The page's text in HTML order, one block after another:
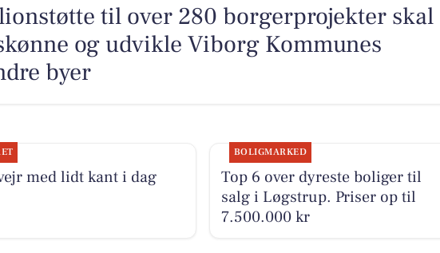
til over 280 borgerprojekter skal
og udvikle Viborg Kommunes
byer
med lidt kant i dag
BOLIGMARKED
Top 6 over dyreste boliger til
salg i Løgstrup. Priser op til
7.500.000 kr